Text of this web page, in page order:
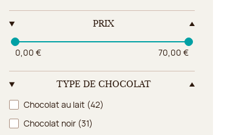
PRIX
0,00 € 70,00 €
TYPE DE CHOCOLAT
Type de chocolat
Chocolat au lait (42)
Chocolat noir (31)